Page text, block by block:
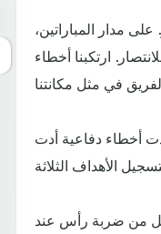
مدار المباراتين،
ارتكبنا أخطاء
أخطاء دفاعية أدت
من ضربة رأس عند